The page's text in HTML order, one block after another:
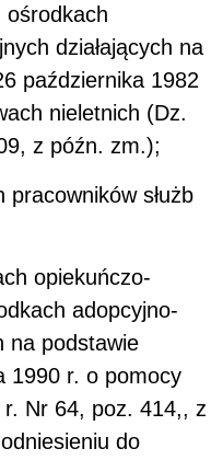
ośrodkach
działających na
października 1982
nieletnich (Dz.
z późn. zm.);
służb
opiekuńczo-
adopcyjno-
na podstawie
1990 r. o pomocy
r. Nr 64, poz. 414,, z
do